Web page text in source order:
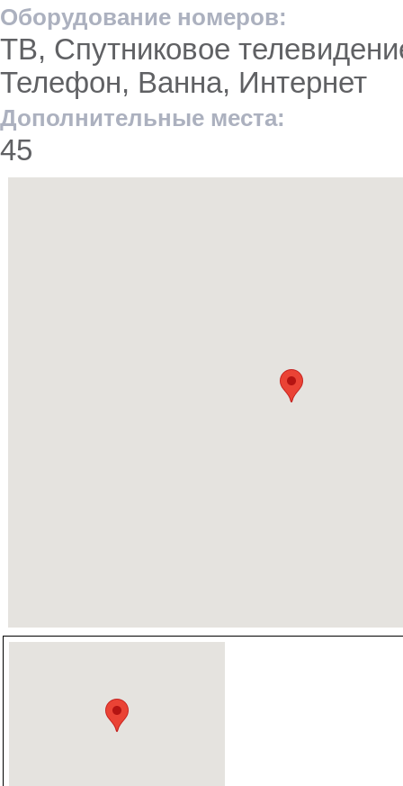
Оборудование номеров:
ТВ, Спутниковое
Телефон, Ванна, Интернет
Дополнительные места:
45